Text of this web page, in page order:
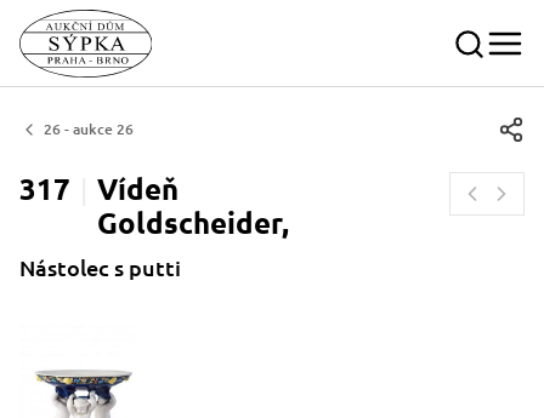
26 - aukce 26
317
Vídeň
Goldscheider,
Nástolec s putti